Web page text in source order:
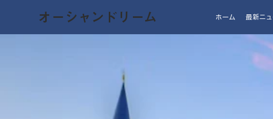
オーシャンドリーム ホーム 最新ニュ